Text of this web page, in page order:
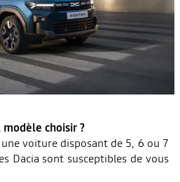
choisir ?
voiture disposant de 5, 6 ou 7
Dacia sont susceptibles de vous